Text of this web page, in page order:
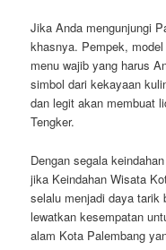
Jika Anda mengunjungi
khasnya. Pempek,
menu wajib yang harus
simbol dari kekayaan
dan legit akan membuat
Tengker.
Dengan segala
jika Keindahan Wisata
selalu menjadi daya tarik
lewatkan kesempatan
alam Kota Palembang